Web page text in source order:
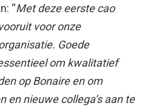
“Met deze eerste cao
voor onze
Goede
om kwalitatief
op Bonaire en om
en nieuwe collega’s aan te